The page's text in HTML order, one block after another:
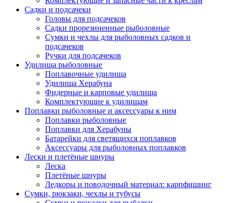
Садки и подсачеки
Головы для подсачеков
Садки прорезиненные рыболовные
Сумки и чехлы для рыболовных садков и
подсачеков
Ручки для подсачеков
Удилища рыболовные
Поплавочные удилища
Удилища Херабуна
Фидерные и карповые удилища
Комплектующие к удилищам
Поплавки рыболовные и аксессуары к ним
Поплавки рыболовные
Поплавки для Херабуны
Батарейки для светящихся поплавков
Аксессуары для рыболовных поплавков
Лески и плетёные шнуры
Леска
Плетёные шнуры
Ледкоры и поводочный материал: карпфишинг
Сумки, рюкзаки, чехлы и тубусы